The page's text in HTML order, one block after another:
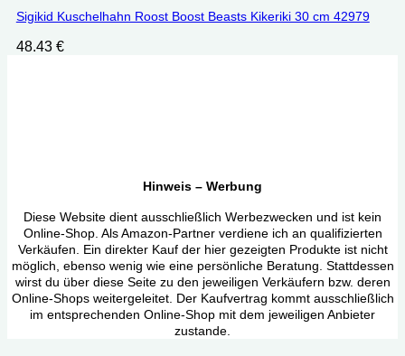
Sigikid Kuschelhahn Roost Boost Beasts Kikeriki 30 cm 42979
48.43 €
Hinweis – Werbung
Diese Website dient ausschließlich Werbezwecken und ist kein
Online-Shop. Als Amazon-Partner verdiene ich an qualifizierten
Verkäufen. Ein direkter Kauf der hier gezeigten Produkte ist nicht
möglich, ebenso wenig wie eine persönliche Beratung. Stattdessen
wirst du über diese Seite zu den jeweiligen Verkäufern bzw. deren
Online-Shops weitergeleitet. Der Kaufvertrag kommt ausschließlich
im entsprechenden Online-Shop mit dem jeweiligen Anbieter
zustande.